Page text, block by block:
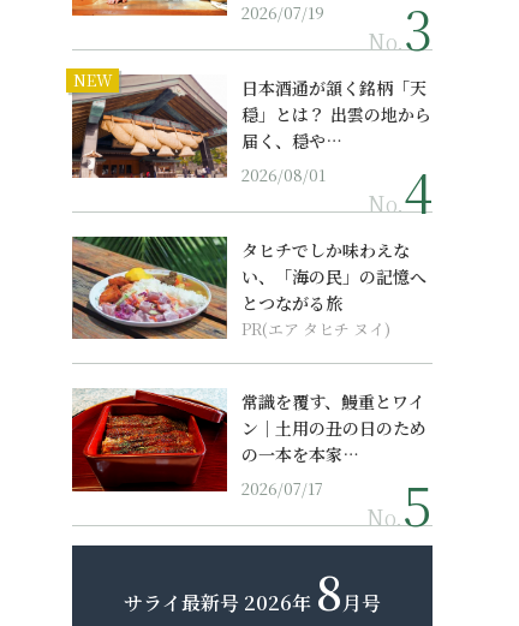
2026/07/19
No.
NEW
日本酒通が頷く銘柄「天
穏」とは？ 出雲の地から
届く、穏や…
2026/08/01
No.
タヒチでしか味わえな
い、「海の民」の記憶へ
とつながる旅
PR(エア タヒチ ヌイ)
常識を覆す、鰻重とワイ
ン｜土用の丑の日のため
の一本を本家…
2026/07/17
No.
サライ最新号 2026年 8月号